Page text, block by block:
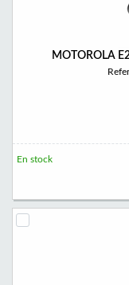
MOTOROLA
En stock